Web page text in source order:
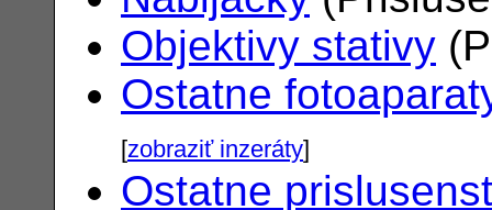
Objektivy stativy
Ostatne
[zobraziť inzeráty]
Ostatne